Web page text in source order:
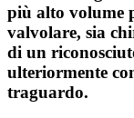
più alto volume
valvolare, sia
di un
ulteriormente
traguardo.